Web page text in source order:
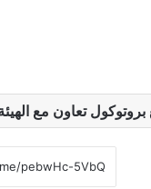
تعاون مع الهيئة